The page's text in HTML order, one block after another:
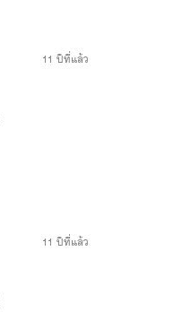
11 ปีที่แล้ว
11 ปีที่แล้ว